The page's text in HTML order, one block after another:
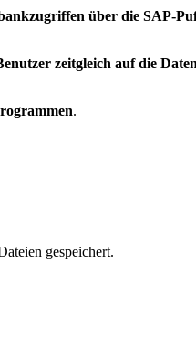
über die SAP-
zeitgleich auf die
.
gespeichert.